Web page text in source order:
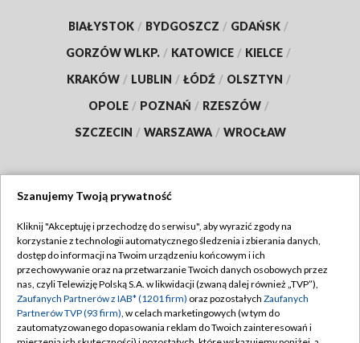
BIAŁYSTOK / BYDGOSZCZ / GDAŃSK /
GORZÓW WLKP. / KATOWICE / KIELCE /
KRAKÓW / LUBLIN / ŁÓDŹ / OLSZTYN /
OPOLE / POZNAŃ / RZESZÓW /
SZCZECIN / WARSZAWA / WROCŁAW
TVP
Abonament TVP
Emisja w TVP
Centrum informacji TVP
Regulamin TVP
Polityka prywatności
Moje zgody
Szanujemy Twoją prywatność
Kliknij "Akceptuję i przechodzę do serwisu", aby wyrazić zgody na
korzystanie z technologii automatycznego śledzenia i zbierania danych,
dostęp do informacji na Twoim urządzeniu końcowym i ich
przechowywanie oraz na przetwarzanie Twoich danych osobowych przez
nas, czyli Telewizję Polską S.A. w likwidacji (zwaną dalej również „TVP”),
Zaufanych Partnerów z IAB* (1201 firm) oraz pozostałych Zaufanych
Partnerów TVP (93 firm), w celach marketingowych (w tym do
zautomatyzowanego dopasowania reklam do Twoich zainteresowań i